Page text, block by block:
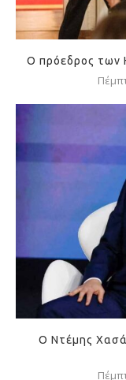
Ο πρόεδρος των
Ο Ντέμης